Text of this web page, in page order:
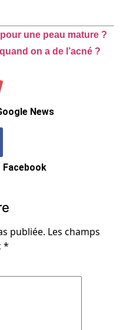
une peau mature ?
on a de l’acné ?
News
Facebook
publiée. Les champs
*